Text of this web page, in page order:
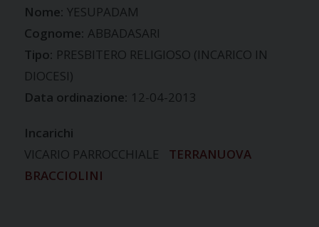
Nome: YESUPADAM
Cognome: ABBADASARI
Tipo: PRESBITERO RELIGIOSO (INCARICO IN
DIOCESI)
Data ordinazione: 12-04-2013
Incarichi
VICARIO PARROCCHIALE
TERRANUOVA
BRACCIOLINI